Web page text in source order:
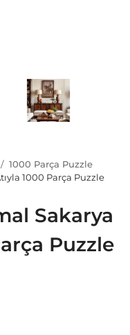
1000 Parça Puzzle
1000 Parça Puzzle
Sakarya
Puzzle